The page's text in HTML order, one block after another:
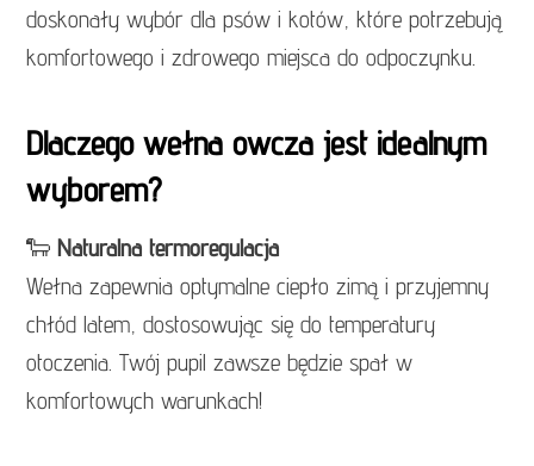
doskonały wybór dla psów i kotów, które potrzebują
komfortowego i zdrowego miejsca do odpoczynku.
Dlaczego wełna owcza jest idealnym
wyborem?
🐑Naturalna termoregulacja
Wełna zapewnia optymalne ciepło zimą i przyjemny
chłód latem, dostosowując się do temperatury
otoczenia. Twój pupil zawsze będzie spał w
komfortowych warunkach!